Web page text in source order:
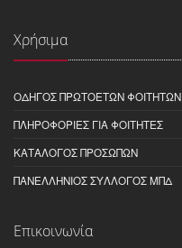
Χρήσιμα
ΟΔΗΓΌΣ ΠΡΩΤΟΕΤΏΝ ΦΟΙΤΗΤΏΝ
ΠΛΗΡΟΦΟΡΊΕΣ ΓΙΑ ΦΟΙΤΗΤΈΣ
ΚΑΤΆΛΟΓΟΣ ΠΡΟΣΏΠΩΝ
ΠΑΝΕΛΛΉΝΙΟΣ ΣΎΛΛΟΓΟΣ ΜΠΔ
Επικοινωνία